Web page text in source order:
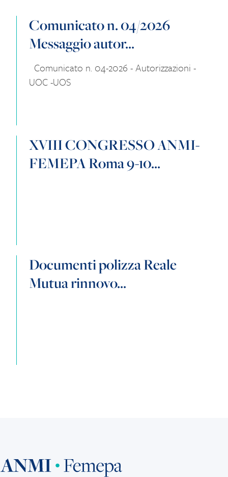
Comunicato n. 04/2026
Messaggio autor...
Comunicato n. 04-2026 - Autorizzazioni -
UOC -UOS
XVIII CONGRESSO ANMI-
FEMEPA Roma 9-10...
Documenti polizza Reale
Mutua rinnovo...